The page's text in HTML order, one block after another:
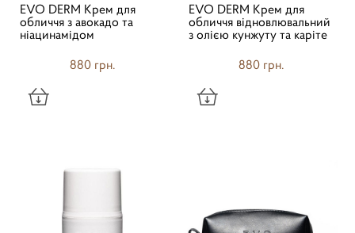
EVO DERM Крем для
обличчя з авокадо та
ніацинамідом
880 грн.
EVO DERM Крем для
обличчя відновлювальний
з олією кунжуту та каріте
880 грн.